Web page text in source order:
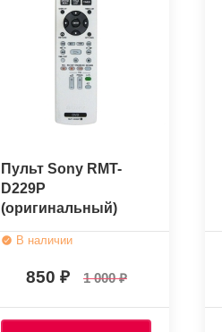
Пульт Sony RMT-
D229P
(оригинальный)
В наличии
850 1 000